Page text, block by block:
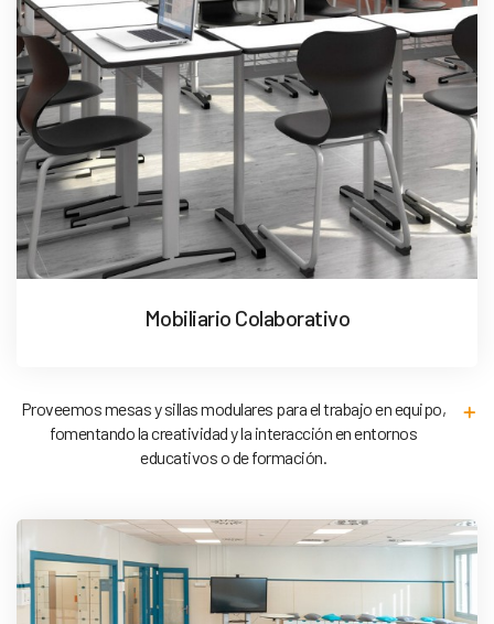
Mobiliario Colaborativo
Proveemos mesas y sillas modulares para el trabajo en equipo,
fomentando la creatividad y la interacción en entornos
educativos o de formación.